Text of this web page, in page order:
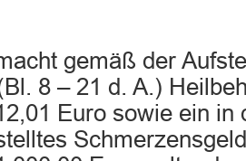
gemäß der
8 – 21 d. A.)
Euro sowie ein in